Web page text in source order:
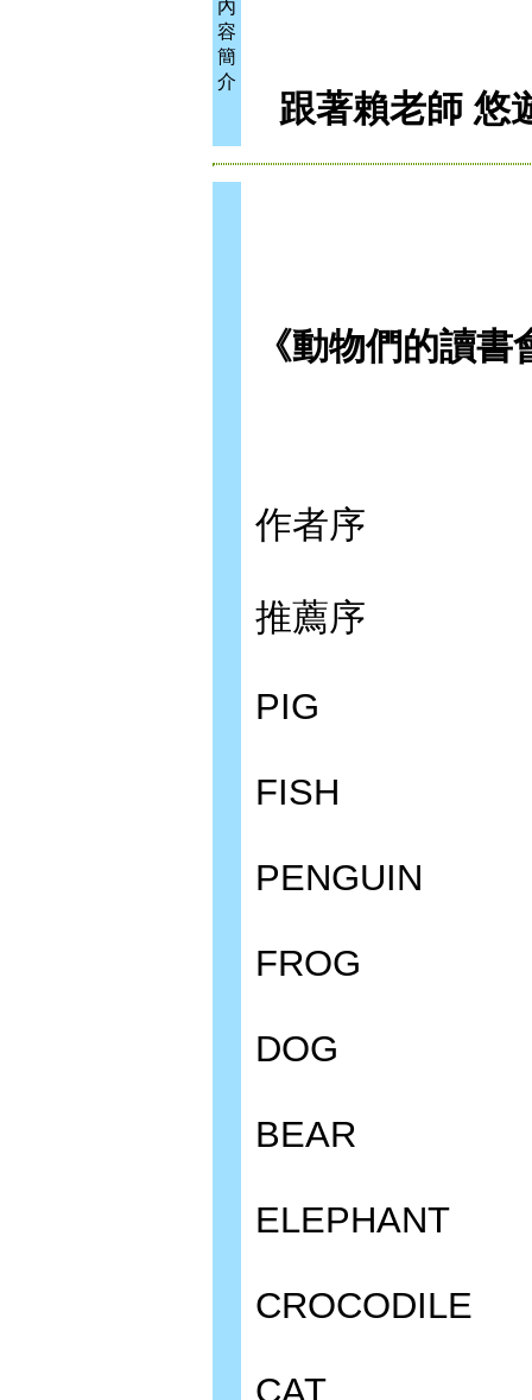
內
容
簡
介
跟著賴老師 悠
《動物們的讀
作者序
推薦序
PIG
FISH
PENGUIN
FROG
DOG
BEAR
ELEPHANT
CROCODILE
CAT